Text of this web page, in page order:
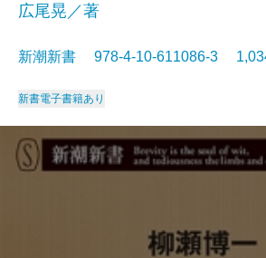
広尾晃／著
新潮新書 978-4-10-611086-3
新書電子書籍あり